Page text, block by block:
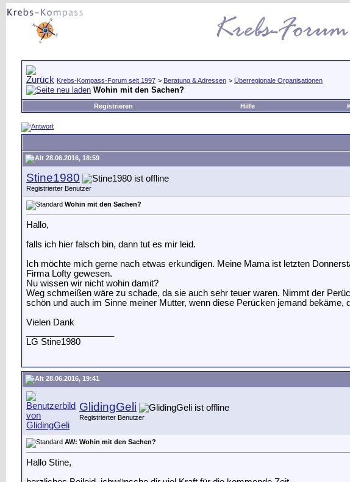
Krebs-Kompass-Forum seit 1997 > Beratung & Adressen > Überregionale Organisationen
Wohin mit den Sachen?
Registrieren Hilfe
28.06.2016, 18:59
Stine1980
Registrierter Benutzer
Wohin mit den Sachen?
Hallo,
falls ich hier falsch bin, dann tut es mir leid.
Ich möchte mich gerne nach etwas erkundigen. Meine Mama ist letzten
Firma Lofty gewesen.
Nu wissen wir nicht wohin damit?
Weg schmeißen wäre zu schade, da sie auch sehr teuer waren. Nimmt der
schön und auch im Sinne meiner Mutter, wenn diese Perücken jemand bekäme,
Vielen Dank
LG Stine1980
28.06.2016, 19:41
GlidingGeli
Registrierter Benutzer
AW: Wohin mit den Sachen?
Hallo Stine,